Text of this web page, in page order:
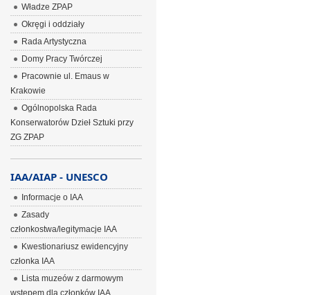
Władze ZPAP
Okręgi i oddziały
Rada Artystyczna
Domy Pracy Twórczej
Pracownie ul. Emaus w
Krakowie
Ogólnopolska Rada
Konserwatorów Dzieł Sztuki przy
ZG ZPAP
IAA/AIAP - UNESCO
Informacje o IAA
Zasady
członkostwa/legitymacje IAA
Kwestionariusz ewidencyjny
członka IAA
Lista muzeów z darmowym
wstępem dla członków IAA